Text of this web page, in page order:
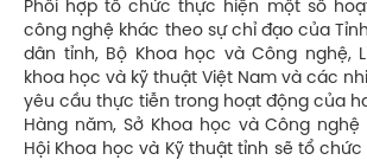
Phối hợp tổ chức thực hiện một số
công nghệ khác theo sự chỉ đạo của
dân tỉnh, Bộ Khoa học và Công nghệ,
khoa học và kỹ thuật Việt Nam và các
yêu cầu thực tiễn trong hoạt động của
Hàng năm, Sở Khoa học và Công
Hội Khoa học và Kỹ thuật tỉnh sẽ tổ